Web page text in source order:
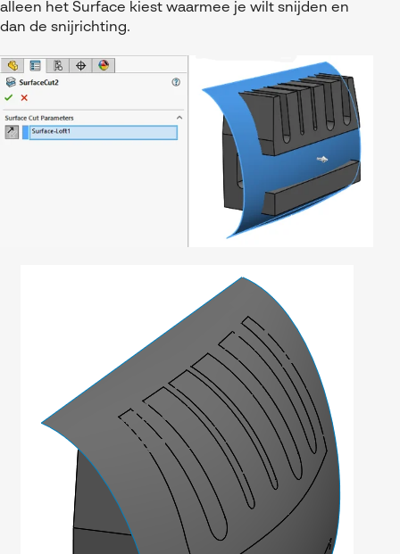
alleen het Surface kiest waarmee je wilt snijden en
dan de snijrichting.